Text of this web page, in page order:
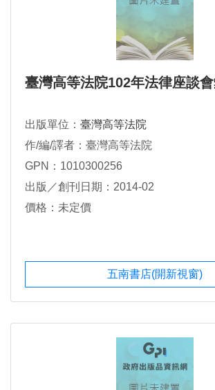
臺灣高等法院102年法律座談
出版單位： 臺灣高等法院
作/編/譯者：臺灣高等法院
GPN：1010300256
出版／創刊日期：2014-02
價格：未定價
五南書店(開新視窗)